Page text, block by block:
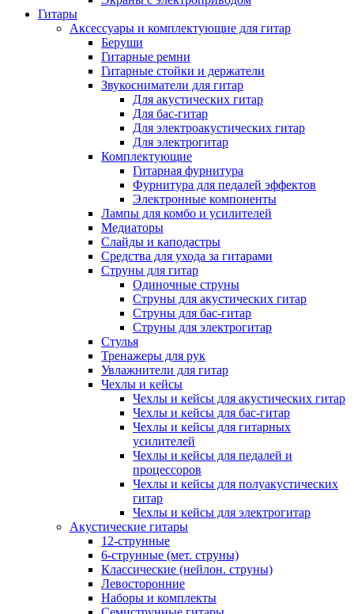
Гитары
Аксессуары и комплектующие для гитар
Беруши
Гитарные ремни
Гитарные стойки и держатели
Звукосниматели для гитар
Для акустических гитар
Для бас-гитар
Для электроакустических гитар
Для электрогитар
Комплектующие
Гитарная фурнитура
Фурнитура для педалей эффектов
Электронные компоненты
Лампы для комбо и усилителей
Медиаторы
Слайды и каподастры
Средства для ухода за гитарами
Струны для гитар
Одиночные струны
Струны для акустических гитар
Струны для бас-гитар
Струны для электрогитар
Стулья
Тренажеры для рук
Увлажнители для гитар
Чехлы и кейсы
Чехлы и кейсы для акустических гитар
Чехлы и кейсы для бас-гитар
Чехлы и кейсы для гитарных
усилителей
Чехлы и кейсы для педалей и
процессоров
Чехлы и кейсы для полуакустических
гитар
Чехлы и кейсы для электрогитар
Акустические гитары
12-струнные
6-струнные (мет. струны)
Классические (нейлон. струны)
Левосторонние
Наборы и комплекты